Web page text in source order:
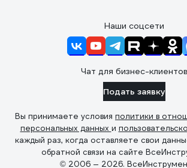
Наши соцсети
Чат для бизнес-клиентов
Подать заявку
Вы принимаете условия политики в
персональных данных и
каждый раз, когда оставляете свои
обратной связи на сайте
© 2006 — 2026.